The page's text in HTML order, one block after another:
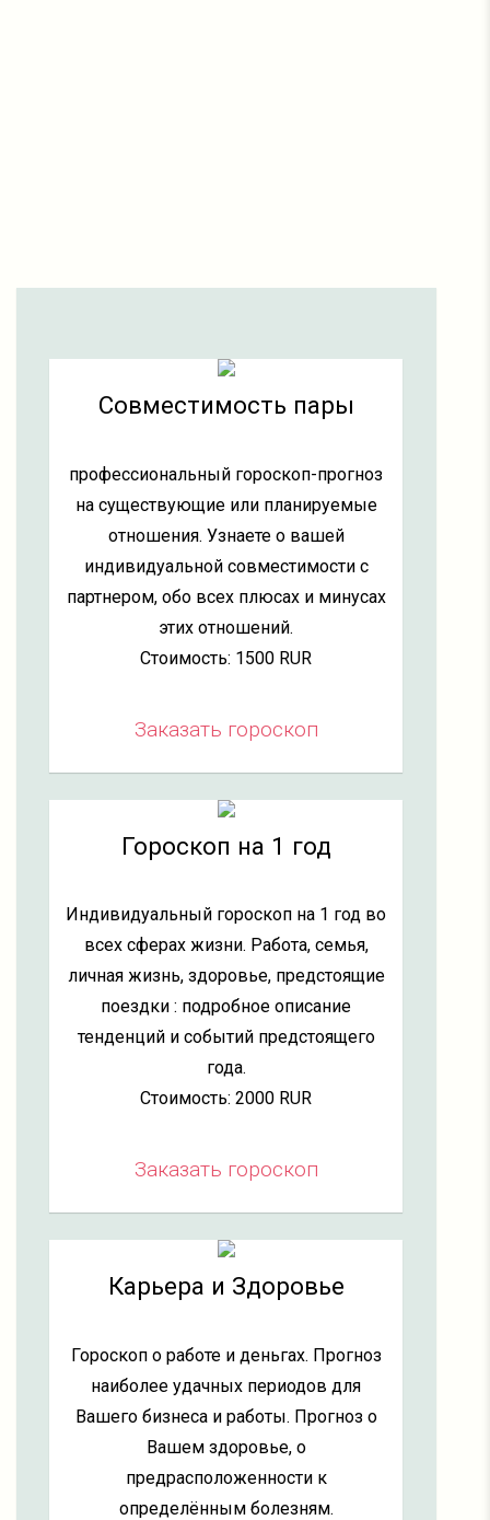
Совместимость пары
профессиональный гороскоп-прогноз
на существующие или планируемые
отношения. Узнаете о вашей
индивидуальной совместимости с
партнером, обо всех плюсах и минусах
этих отношений.
Стоимость: 1500 RUR
Заказать гороскоп
Гороскоп на 1 год
Индивидуальный гороскоп на 1 год во
всех сферах жизни. Работа, семья,
личная жизнь, здоровье, предстоящие
поездки : подробное описание
тенденций и событий предстоящего
года.
Стоимость: 2000 RUR
Заказать гороскоп
Карьера и Здоровье
Гороскоп о работе и деньгах. Прогноз
наиболее удачных периодов для
Вашего бизнеса и работы. Прогноз о
Вашем здоровье, о
предрасположенности к
определённым болезням.